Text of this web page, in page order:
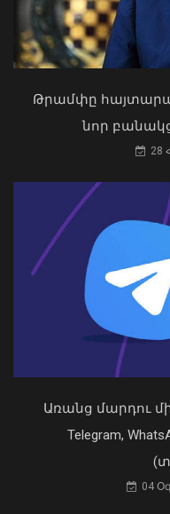
Ավելացել են
պետբյուջե
եկամուտները.
կոմիտեի նախագահի
09 Օգոստոս, 2026 12:20
«Ուժեղ Հայաստան»-ը
քվեարկելու ԱԺ
պաշտոնում Ռուբեն
03 Օգոստոս, 2026 13:13
Դուք 5 տարի
Թրամփը
նոր
28
Առանց մարդու
Telegram,
04